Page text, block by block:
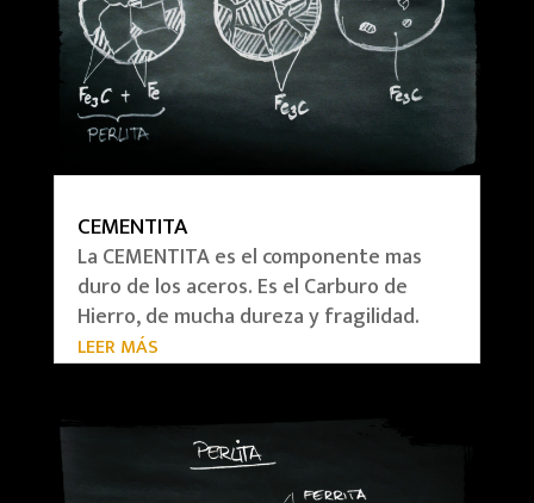
CEMENTITA
La CEMENTITA es el componente mas
duro de los aceros. Es el Carburo de
Hierro, de mucha dureza y fragilidad.
LEER MÁS